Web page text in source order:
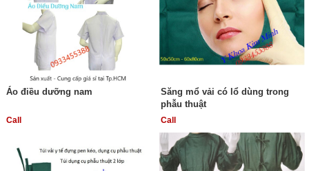
Áo điều dưỡng nam
Call
Săng mổ vải có lổ dùng trong
phẫu thuật
Call